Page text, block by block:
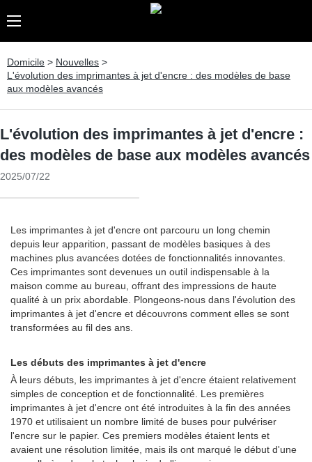
Domicile > Nouvelles >
L'évolution des imprimantes à jet d'encre : des modèles de base
aux modèles avancés
L'évolution des imprimantes à jet d'encre :
des modèles de base aux modèles avancés
2025/07/22
Les imprimantes à jet d'encre ont parcouru un long chemin
depuis leur apparition, passant de modèles basiques à des
machines plus avancées dotées de fonctionnalités innovantes.
Ces imprimantes sont devenues un outil indispensable à la
maison comme au bureau, offrant des impressions de haute
qualité à un prix abordable. Plongeons-nous dans l'évolution des
imprimantes à jet d'encre et découvrons comment elles se sont
transformées au fil des ans.
Les débuts des imprimantes à jet d'encre
À leurs débuts, les imprimantes à jet d'encre étaient relativement
simples de conception et de fonctionnalité. Les premières
imprimantes à jet d'encre ont été introduites à la fin des années
1970 et utilisaient un nombre limité de buses pour pulvériser
l'encre sur le papier. Ces premiers modèles étaient lents et
avaient une résolution limitée, mais ils ont marqué le début d'une